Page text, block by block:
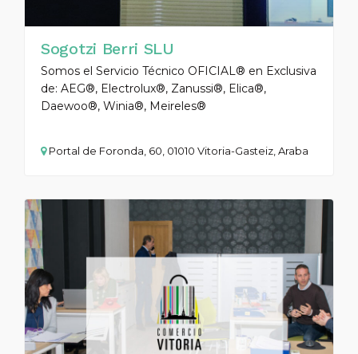
Sogotzi Berri SLU
Somos el Servicio Técnico OFICIAL® en Exclusiva
de: AEG®, Electrolux®, Zanussi®, Elica®,
Daewoo®, Winia®, Meireles®
Portal de Foronda, 60, 01010 Vitoria-Gasteiz, Araba